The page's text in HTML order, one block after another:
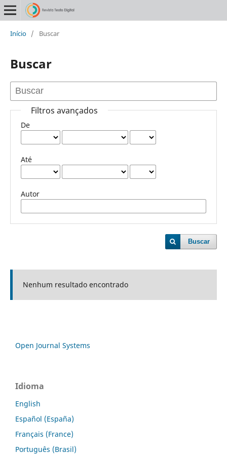
Início / Buscar
Buscar
Filtros avançados
De
Até
Autor
Buscar
Nenhum resultado encontrado
Open Journal Systems
Idioma
English
Español (España)
Français (France)
Português (Brasil)